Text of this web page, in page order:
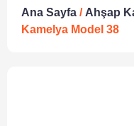
Ana Sayfa / Ahşap
Kamelya Model 38